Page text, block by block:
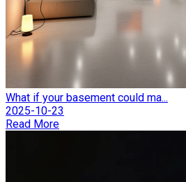
What if your basement could ma...
2025-10-23
Read More